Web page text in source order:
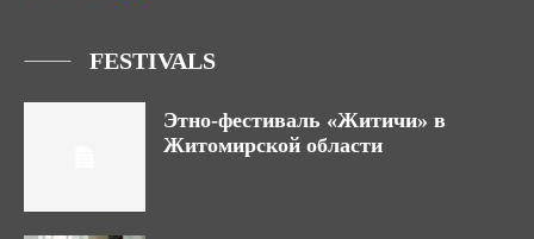
FESTIVALS
Этно-фестиваль «Житичи» в
Житомирской области